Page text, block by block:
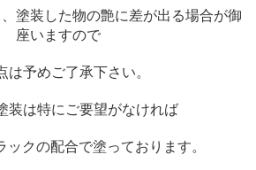
塗装した物の艶に差が出る場合が御
座いますので
は予めご了承下さい。
装は特にご要望がなければ
ックの配合で塗っております。